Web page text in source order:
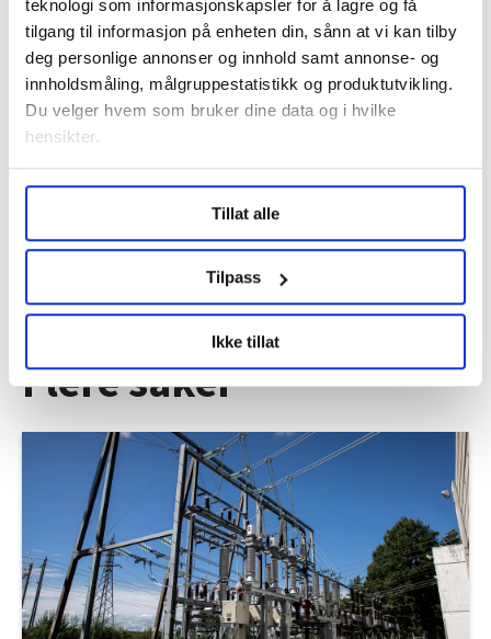
teknologi som informasjonskapsler for å lagre og få
tilgang til informasjon på enheten din, sånn at vi kan tilby
deg personlige annonser og innhold samt annonse- og
innholdsmåling, målgruppestatistikk og produktutvikling.
Du velger hvem som bruker dine data og i hvilke
hensikter.
Undermer infokan du lese om hvordan dine personlige
data behandles og hvordan du kan velge hvordan de skal
brukes. Du kan hele tiden endre eller trekke tilbake ditt
samtykke fra erklæringen om informasjonskapsler.
LO Medias publikasjoner frifagbevegelse.no, hk-nytt.no
og fontene.no bruker informasjonskapsler (cookies) for å
lære hvordan våre nettsider blir brukt slik at vi tilby
relevant innhold, tilpassede annonser og utarbeide
Vi deler bare informasjon om hvordan du bruker
nettstedet med LO Medias egne samarbeidspartnere
innenfor analyse og annonsering. Disse er angitt i
oversikten lengre ned på denne siden.
Tillat alle
Tilpass
Ikke tillat
Regionleder Region Indre Øst
Moelv
Flere saker